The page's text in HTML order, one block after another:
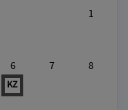
1
6
KZ
7 8